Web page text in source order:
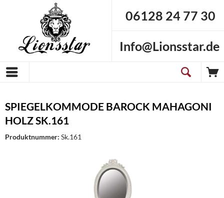
06128 24 77 30
Info@Lionsstar.de
SPIEGELKOMMODE BAROCK MAHAGONI
HOLZ SK.161
Produktnummer: Sk.161